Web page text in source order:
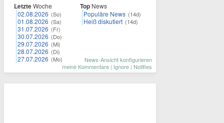
LetzteWoche
02.08.2026 (So)
01.08.2026 (Sa)
31.07.2026 (Fr)
30.07.2026 (Do)
29.07.2026 (Mi)
28.07.2026 (Di)
27.07.2026 (Mo)
Top News
Populäre News (14d)
Heiß diskutiert (14d)
News-Ansicht konfigurieren
meine Kommentare | Ignore | Notifies